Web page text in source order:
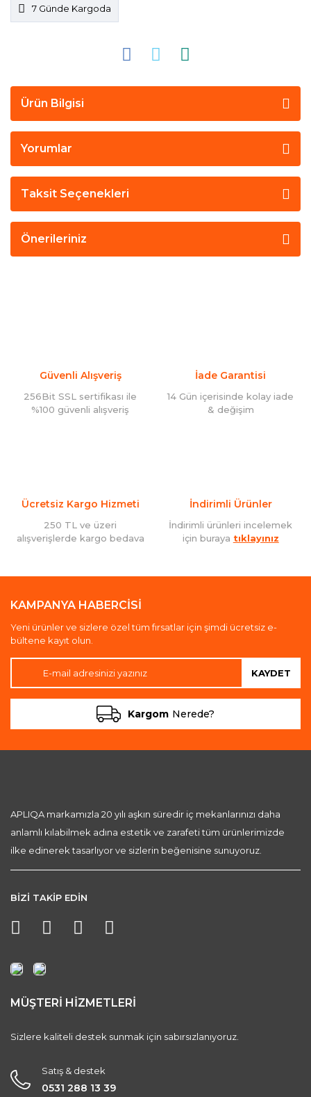
7 Günde Kargoda
Ürün Bilgisi
Yorumlar
Taksit Seçenekleri
Önerileriniz
Güvenli Alışveriş
256Bit SSL sertifikası ile
%100 güvenli alışveriş
İade Garantisi
14 Gün içerisinde kolay iade
& değişim
Ücretsiz Kargo Hizmeti
250 TL ve üzeri
alışverişlerde kargo bedava
İndirimli Ürünler
İndirimli ürünleri incelemek
için buraya tıklayınız
KAMPANYA HABERCİSİ
Yeni ürünler ve sizlere özel tüm fırsatlar için şimdi ücretsiz e-
bültene kayıt olun.
KAYDET
Kargom Nerede?
APLIQA markamızla 20 yılı aşkın süredir iç mekanlarınızı daha
anlamlı kılabilmek adına estetik ve zarafeti tüm ürünlerimizde
ilke edinerek tasarlıyor ve sizlerin beğenisine sunuyoruz.
BİZİ TAKİP EDİN
MÜŞTERİ HİZMETLERİ
Sizlere kaliteli destek sunmak için sabırsızlanıyoruz.
Satış & destek
0531 288 13 39